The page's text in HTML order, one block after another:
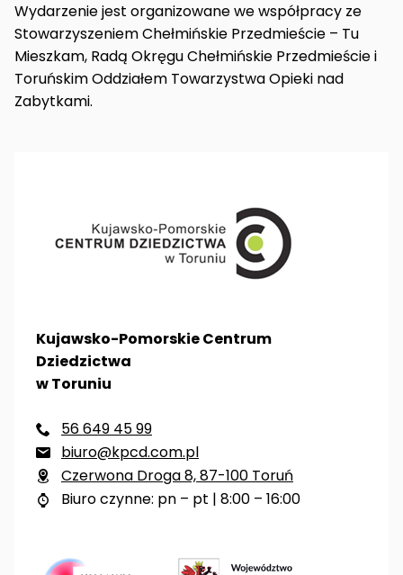
Wydarzenie jest organizowane we współpracy ze
Stowarzyszeniem Chełmińskie Przedmieście – Tu
Mieszkam, Radą Okręgu Chełmińskie Przedmieście i
Toruńskim Oddziałem Towarzystwa Opieki nad
Zabytkami.
Kujawsko-Pomorskie Centrum
Dziedzictwa
w Toruniu
 56 649 45 99
 biuro@kpcd.com.pl
 Czerwona Droga 8, 87-100 Toruń
 Biuro czynne: pn – pt | 8:00 – 16:00